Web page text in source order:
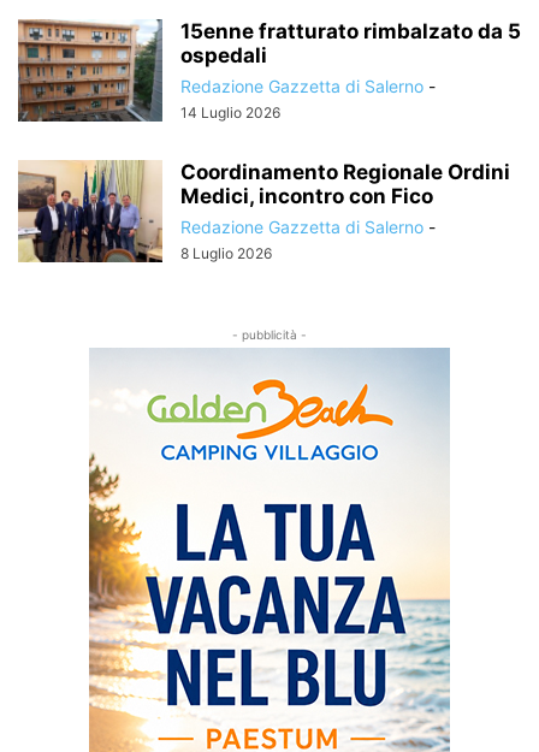
15enne fratturato rimbalzato da 5
ospedali
Redazione Gazzetta di Salerno -
14 Luglio 2026
Coordinamento Regionale Ordini
Medici, incontro con Fico
Redazione Gazzetta di Salerno -
8 Luglio 2026
- pubblicità -